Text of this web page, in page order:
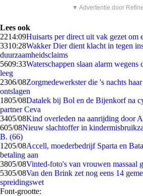
▼ Advertentie door
Lees ook
2214:09Huisarts per direct uit vak gezet om
3310:28Wakker Dier dient klacht in tegen
duurzaamheidsclaims
5609:33Waterschappen slaan alarm wegens
leeg
2306/08Zorgmedewerkster die 's nachts
ontslagen
1805/08Datalek bij Bol en de Bijenkorf na
partner Ceva
3405/08Kind overleden na aanrijding door
605/08Nieuw slachtoffer in
B. (66)
1205/08Accell, moederbedrijf Sparta en
betaling aan
3805/08Vinted-foto's van vrouwen massaal
5305/08Van den Brink zet nog eens 14
spreidingswet
Font-grootte: